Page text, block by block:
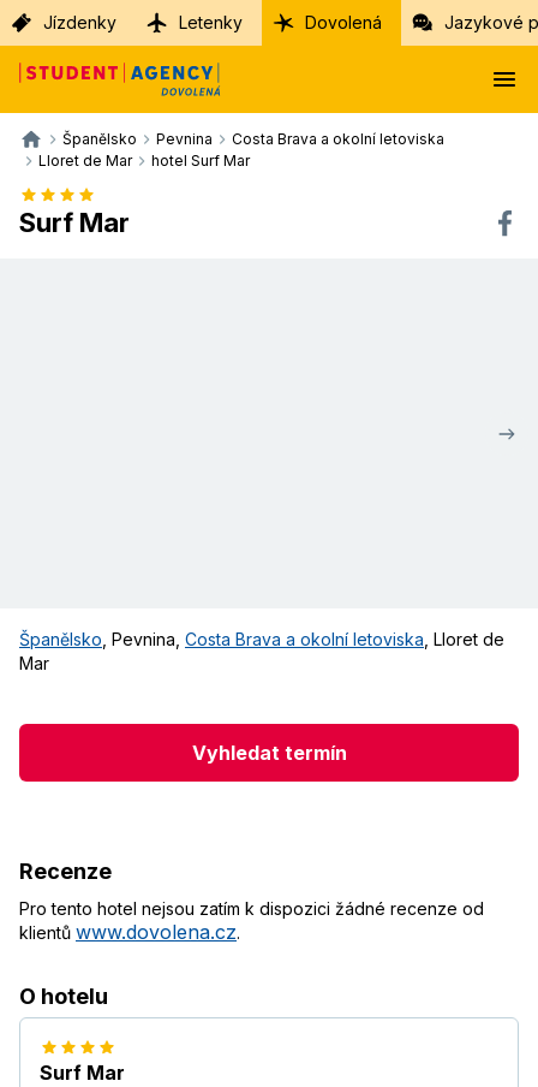
Jízdenky Letenky Dovolená Jazykové
Španělsko Pevnina
Costa Brava a okolní letoviska
Lloret de Mar
hotel Surf Mar
Surf Mar
Španělsko Pevnina Costa Brava a okolní letoviska Lloret de
Mar
Vyhledat termín
Recenze
Pro tento hotel nejsou zatím k dispozici žádné recenze od
klientů www.dovolena.cz.
O hotelu
Surf Mar